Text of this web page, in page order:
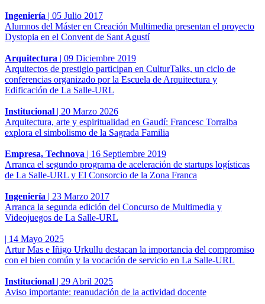
Ingeniería | 05 Julio 2017
Alumnos del Máster en Creación Multimedia presentan el proyecto
Dystopia en el Convent de Sant Agustí
Arquitectura | 09 Diciembre 2019
Arquitectos de prestigio participan en CulturTalks, un ciclo de
conferencias organizado por la Escuela de Arquitectura y
Edificación de La Salle-URL
Institucional | 20 Marzo 2026
Arquitectura, arte y espiritualidad en Gaudí: Francesc Torralba
explora el simbolismo de la Sagrada Familia
Empresa, Technova | 16 Septiembre 2019
Arranca el segundo programa de aceleración de startups logísticas
de La Salle-URL y El Consorcio de la Zona Franca
Ingeniería | 23 Marzo 2017
Arranca la segunda edición del Concurso de Multimedia y
Videojuegos de La Salle-URL
| 14 Mayo 2025
Artur Mas e Iñigo Urkullu destacan la importancia del compromiso
con el bien común y la vocación de servicio en La Salle-URL
Institucional | 29 Abril 2025
Aviso importante: reanudación de la actividad docente